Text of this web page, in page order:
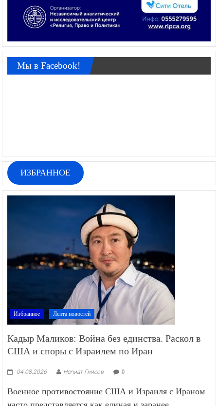
Мы в Facebook!
ИЗБРАННОЕ
Избранное Лента новостей
Кадыр Маликов: Война без единства. Раскол в
США и споры с Израилем по Иран
04.08.2026 Негмат Гиясов 0
Военное противостояние США и Израиля с Ираном